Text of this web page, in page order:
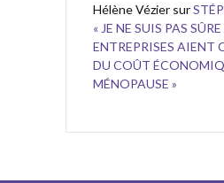
Hélène Vézier sur
« JE NE SUIS PAS
ENTREPRISES AIENT
DU COÛT
MÉNOPAUSE »